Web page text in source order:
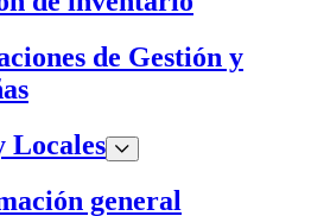
de Gestión y
Locales
general